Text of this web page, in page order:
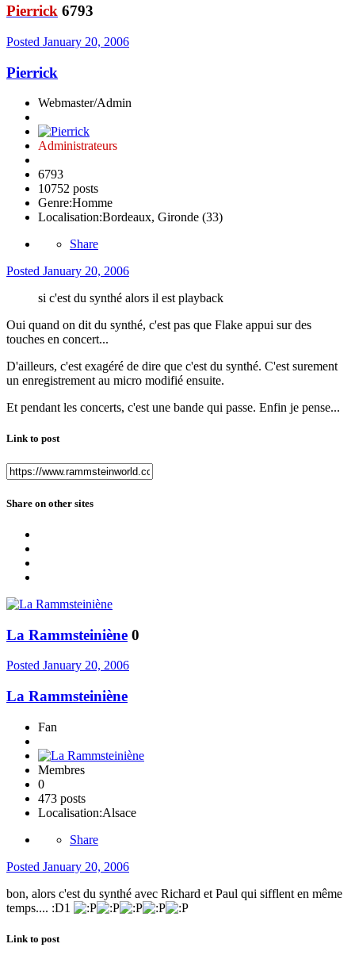
Pierrick 6793
Posted January 20, 2006
Pierrick
Webmaster/Admin
Administrateurs
6793
10752 posts
Genre:Homme
Localisation:Bordeaux, Gironde (33)
Share
Posted January 20, 2006
si c'est du synthé alors il est playback
Oui quand on dit du synthé, c'est pas que Flake appui sur des
touches en concert...
D'ailleurs, c'est exagéré de dire que c'est du synthé. C'est surement
un enregistrement au micro modifié ensuite.
Et pendant les concerts, c'est une bande qui passe. Enfin je pense...
Link to post
Share on other sites
La Rammsteiniène 0
Posted January 20, 2006
La Rammsteiniène
Fan
Membres
0
473 posts
Localisation:Alsace
Share
Posted January 20, 2006
bon, alors c'est du synthé avec Richard et Paul qui sifflent en même
temps.... :D1
Link to post